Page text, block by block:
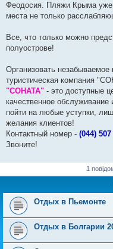
Феодосия. Пляжи Крыма уже
места не только
Все, что только можно
полуострове!
Организовать
туристическая компания
"СОНАТА" - это доступные
качественное
пойти на любые уступки,
желания клиентов!
Контактный номер - (044)
Звоните!
1
Отдых в Пьемонте
Отдых в Болгарии